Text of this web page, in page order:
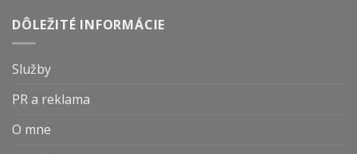
DÔLEŽITÉ INFORMÁCIE
Služby
PR a reklama
O mne